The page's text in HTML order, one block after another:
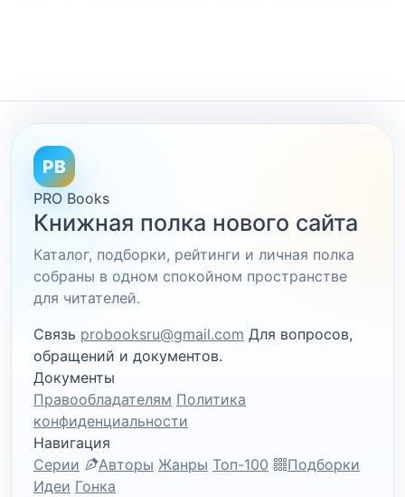
PB
PRO Books
Книжная полка нового сайта
Каталог, подборки, рейтинги и личная полка
собраны в одном спокойном пространстве
для читателей.
Связь probooksru@gmail.com Для вопросов,
обращений и документов.
Документы
Правообладателям Политика
конфиденциальности
Навигация
Серии
Авторы Жанры Топ-100
Подборки
Идеи Гонка